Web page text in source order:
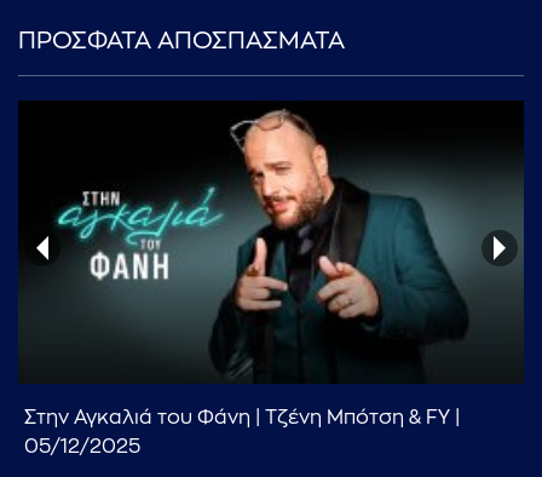
...πληκτρολογήστε κείμενο προς αναζήτηση
ΠΡΟΣΦΑΤΑ ΑΠΟΣΠΑΣΜΑΤΑ
Στην Αγκαλιά του Φάνη | Τζένη Μπότση & FY |
05/12/2025